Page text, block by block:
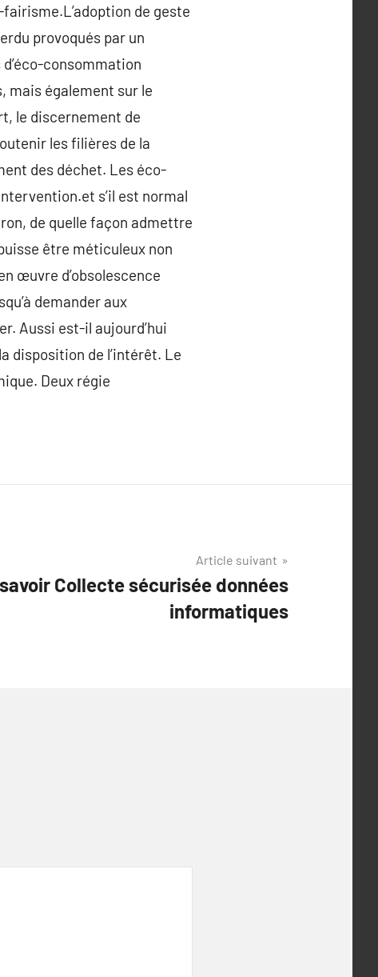
de geste
provoqués par un
d’éco-consommation
mais également sur le
le discernement de
les filières de la
des déchet. Les éco-
s’il est normal
de quelle façon admettre
être méticuleux non
œuvre d’obsolescence
demander aux
Aussi est-il aujourd’hui
disposition de l’intérêt. Le
Deux régie
Article suivant
Collecte sécurisée données
informatiques